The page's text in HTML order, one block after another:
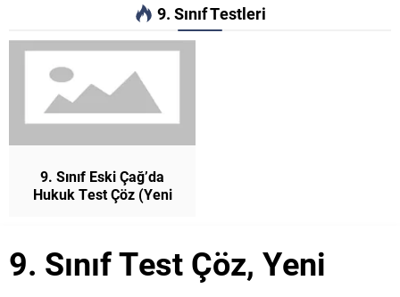
9. Sınıf Testleri
9. Sınıf Eski Çağ’da
Hukuk Test Çöz (Yeni
9. Sınıf Test Çöz, Yeni